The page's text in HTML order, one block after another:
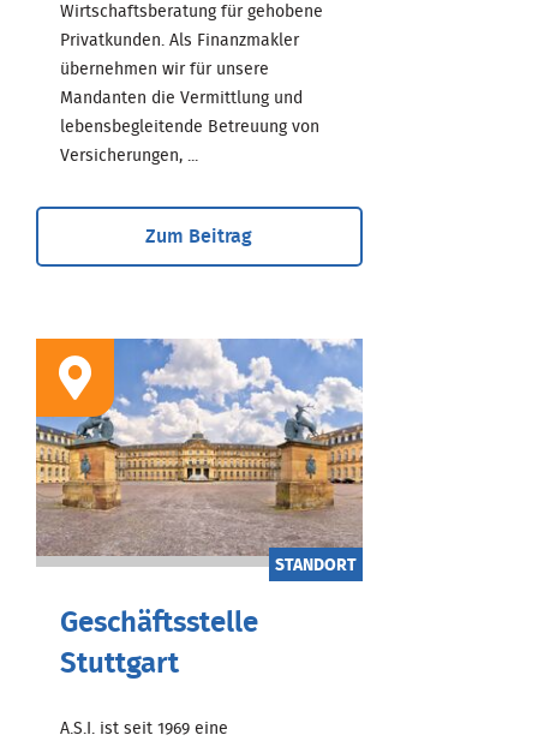
Wirtschaftsberatung für gehobene
Privatkunden. Als Finanzmakler
übernehmen wir für unsere
Mandanten die Vermittlung und
lebensbegleitende Betreuung von
Versicherungen, ...
Zum Beitrag
STANDORT
Geschäftsstelle
Stuttgart
A.S.I. ist seit 1969 eine